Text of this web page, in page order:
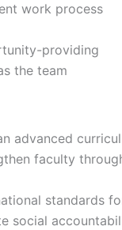
work process
providing
the team
advanced
faculty
standards
social